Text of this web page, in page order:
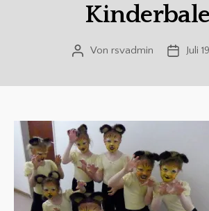
Beitragsautor
Von rsvadmin Juli